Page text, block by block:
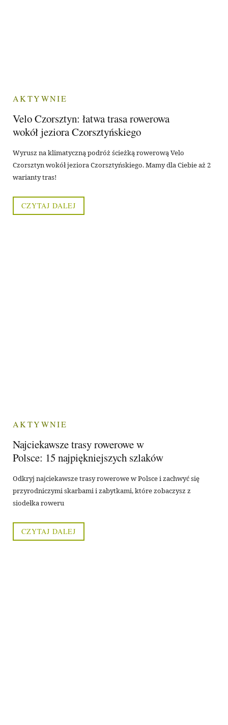
AKTYWNIE
Velo Czorsztyn: łatwa trasa rowerowa
wokół jeziora Czorsztyńskiego
Wyrusz na klimatyczną podróż ścieżką rowerową Velo
Czorsztyn wokół jeziora Czorsztyńskiego. Mamy dla Ciebie aż 2
warianty tras!
CZYTAJ DALEJ
AKTYWNIE
Najciekawsze trasy rowerowe w
Polsce: 15 najpiękniejszych szlaków
Odkryj najciekawsze trasy rowerowe w Polsce i zachwyć się
przyrodniczymi skarbami i zabytkami, które zobaczysz z
siodełka roweru
CZYTAJ DALEJ